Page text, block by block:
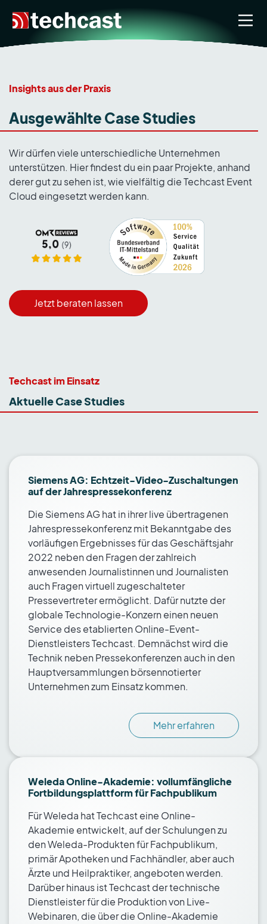
Insights aus der Praxis
Ausgewählte Case Studies
Wir dürfen viele unterschiedliche Unternehmen
unterstützen. Hier findest du ein paar Projekte, anhand
derer gut zu sehen ist, wie vielfältig die Techcast Event
Cloud eingesetzt werden kann.
Jetzt beraten lassen
Techcast im Einsatz
Aktuelle Case Studies
Siemens AG: Echtzeit-Video-Zuschaltungen
auf der Jahrespressekonferenz
Die Siemens AG hat in ihrer live übertragenen
Jahrespressekonferenz mit Bekanntgabe des
vorläufigen Ergebnisses für das Geschäftsjahr
2022 neben den Fragen der zahlreich
anwesenden Journalistinnen und Journalisten
auch Fragen virtuell zugeschalteter
Pressevertreter ermöglicht. Dafür nutzte der
globale Technologie-Konzern einen neuen
Service des etablierten Online-Event-
Dienstleisters Techcast. Demnächst wird die
Technik neben Pressekonferenzen auch in den
Hauptversammlungen börsennotierter
Unternehmen zum Einsatz kommen.
Mehr erfahren
Weleda Online-Akademie: vollumfängliche
Fortbildungsplattform für Fachpublikum
Für Weleda hat Techcast eine Online-
Akademie entwickelt, auf der Schulungen zu
den Weleda-Produkten für Fachpublikum,
primär Apotheken und Fachhändler, aber auch
Ärzte und Heilpraktiker, angeboten werden.
Darüber hinaus ist Techcast der technische
Dienstleister für die Produktion von Live-
Webinaren, die über die Online-Akademie